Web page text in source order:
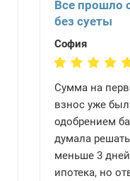
Все прошло
без суеты
София
Сумма на
взнос уже
одобрением
думала
меньше 3
ипотека, но